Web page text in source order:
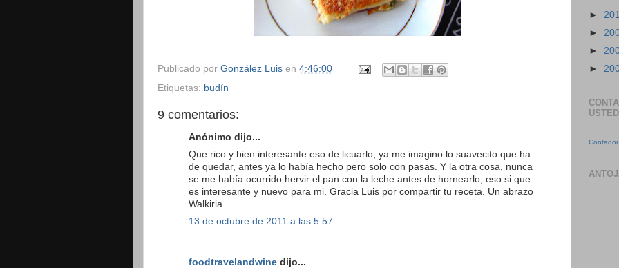
Publicado por González Luis en 4:46:00
Etiquetas: budín
9 comentarios:
Anónimo dijo...
Que rico y bien interesante eso de licuarlo, ya me imagino lo suavecito que ha
de quedar, antes ya lo había hecho pero solo con pasas. Y la otra cosa, nunca
se me había ocurrido hervir el pan con la leche antes de hornearlo, eso si que
es interesante y nuevo para mi. Gracia Luis por compartir tu receta. Un abrazo
Walkiria
13 de octubre de 2011 a las 5:57
foodtravelandwine dijo...
►
►
►
►